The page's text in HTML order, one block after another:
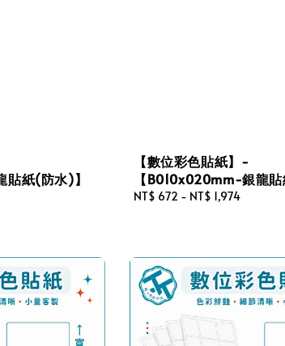
貼紙(防水)】
【數位彩色貼紙】-
【B010x020mm-銀龍貼
Regular
NT$ 672 - NT$ 1,974